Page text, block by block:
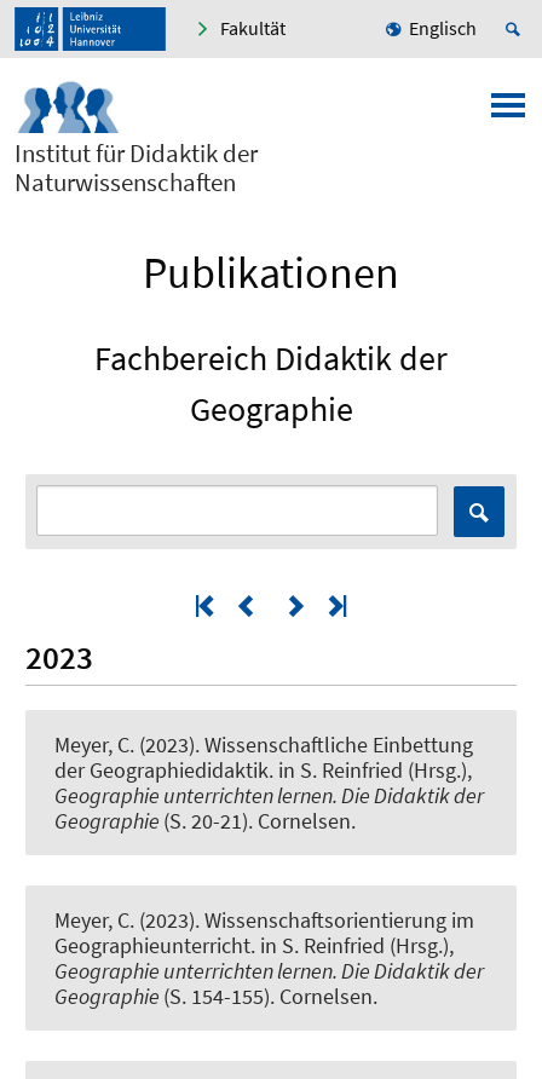
Fakultät Englisch
Institut für Didaktik der
Naturwissenschaften
Publikationen
Fachbereich Didaktik der
Geographie
2023
Meyer, C. (2023).Wissenschaftliche Einbettung
der Geographiedidaktik. in S. Reinfried (Hrsg.),
Geographie unterrichten lernen. Die Didaktik der
Geographie (S. 20-21). Cornelsen.
Meyer, C. (2023).Wissenschaftsorientierung im
Geographieunterricht. in S. Reinfried (Hrsg.),
Geographie unterrichten lernen. Die Didaktik der
Geographie (S. 154-155). Cornelsen.